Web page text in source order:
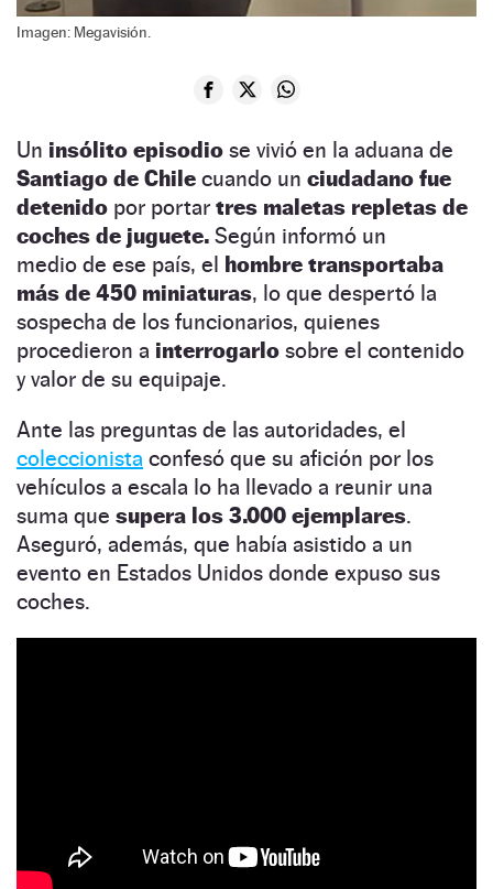
Imagen: Megavisión.
Un insólito episodio se vivió en la aduana de
Santiago de Chile cuando un ciudadano fue
detenido por portar tres maletas repletas de
coches de juguete. Según informó un
medio de ese país, el hombre transportaba
más de 450 miniaturas, lo que despertó la
sospecha de los funcionarios, quienes
procedieron a interrogarlo sobre el contenido
y valor de su equipaje.
Ante las preguntas de las autoridades, el
coleccionista confesó que su afición por los
vehículos a escala lo ha llevado a reunir una
suma que supera los 3.000 ejemplares.
Aseguró, además, que había asistido a un
evento en Estados Unidos donde expuso sus
coches.